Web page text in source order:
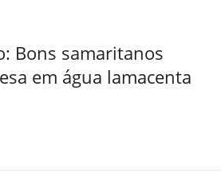
Bons samaritanos
em água lamacenta